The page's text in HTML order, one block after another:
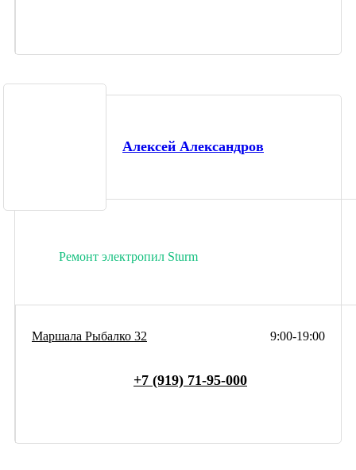
Алексей Александров
Ремонт электропил Sturm
9:00-19:00
Маршала Рыбалко 32
+7 (919) 71-95-000